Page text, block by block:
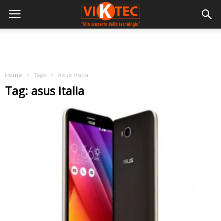
Home Tags Asus italia
Tag: asus italia